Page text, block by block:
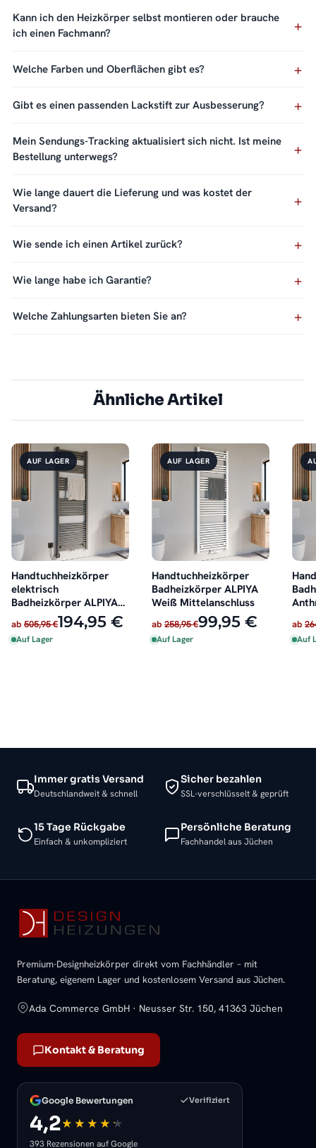
Kann ich den Heizkörper selbst montieren oder brauche
ich einen Fachmann?
Welche Farben und Oberflächen gibt es?
Gibt es einen passenden Lackstift zur Ausbesserung?
Mein Sendungs-Tracking aktualisiert sich nicht. Ist meine
Bestellung unterwegs?
Wie lange dauert die Lieferung und was kostet der
Versand?
Wie sende ich einen Artikel zurück?
Wie lange habe ich Garantie?
Welche Zahlungsarten bieten Sie an?
Ähnliche Artikel
AUF LAGER
Handtuchheizkörper
elektrisch
Badheizkörper ALPIYA
Anthrazit inkl. Heizstab
ab 505,95 €194,95 €
Auf Lager
AUF LAGER
Handtuchheizkörper
Badheizkörper ALPIYA
Weiß Mittelanschluss
ab 258,95 €99,95 €
Auf Lager
ab
Auf
Immer gratis Versand
Deutschlandweit & schnell
Sicher bezahlen
SSL-verschlüsselt & geprüft
15 Tage Rückgabe
Einfach & unkompliziert
Persönliche Beratung
Fachhandel aus Jüchen
Premium-Designheizkörper direkt vom Fachhändler – mit
Beratung, eigenem Lager und kostenlosem Versand aus Jüchen.
Ada Commerce GmbH · Neusser Str. 150, 41363 Jüchen
Kontakt & Beratung
Google Bewertungen Verifiziert
4,2
393 Rezensionen auf Google